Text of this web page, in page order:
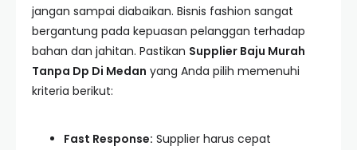
jangan sampai diabaikan. Bisnis fashion sangat
bergantung pada kepuasan pelanggan terhadap
bahan dan jahitan. Pastikan Supplier Baju Murah
Tanpa Dp Di Medan yang Anda pilih memenuhi
kriteria berikut:
Fast Response: Supplier harus cepat